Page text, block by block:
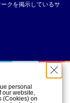
クを掲示しているサ
personal
our website,
(Cookies) on